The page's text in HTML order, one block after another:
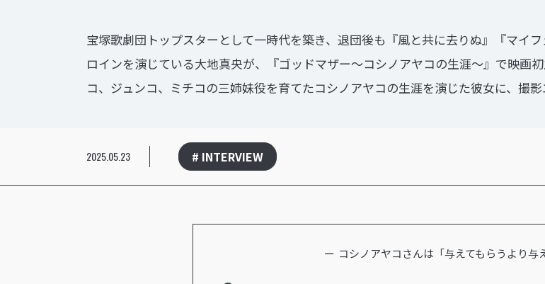
宝塚歌劇団トップスターとして一時代を築き、退団後も『風と共に去りぬ』『マイ
ロインを演じている大地真央が、『ゴッドマザー～コシノアヤコの生涯～』で映画
コ、ジュンコ、ミチコの三姉妹役を育てたコシノアヤコの生涯を演じた彼女に、撮
2025.05.23 # INTERVIEW
コシノアヤコさんは「与えてもらうより